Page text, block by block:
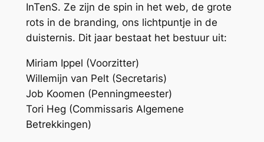
InTenS. Ze zijn de spin in het web, de grote
rots in de branding, ons lichtpuntje in de
duisternis. Dit jaar bestaat het bestuur uit:
Miriam Ippel (Voorzitter)
Willemijn van Pelt (Secretaris)
Job Koomen (Penningmeester)
Tori Heg (Commissaris Algemene
Betrekkingen)